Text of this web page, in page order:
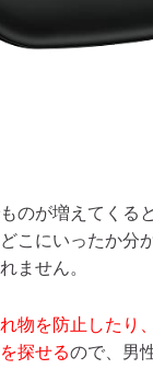
のが増えてくる
こにいったか分
ません。
物を防止したり
探せるので、男